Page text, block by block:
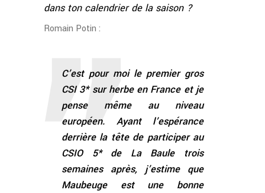
dans ton calendrier de la saison ?
Romain Potin :
C’est pour moi le premier gros
CSI 3* sur herbe en France et je
pense même au niveau
européen. Ayant l’espérance
derrière la tête de participer au
CSIO 5* de La Baule trois
semaines après, j’estime que
Maubeuge est une bonne